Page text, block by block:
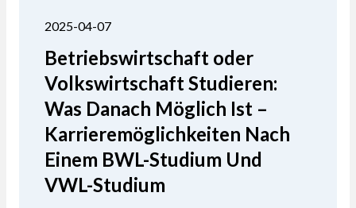
2025-04-07
Betriebswirtschaft oder
Volkswirtschaft Studieren:
Was Danach Möglich Ist –
Karrieremöglichkeiten Nach
Einem BWL-Studium Und
VWL-Studium